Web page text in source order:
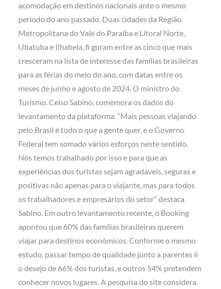
acomodação em destinos nacionais ante o mesmo
período do ano passado. Duas cidades da Região
Metropolitana do Vale do Paraíba e Litoral Norte,
Ubatuba e Ilhabela, fi guram entre as cinco que mais
cresceram na lista de interesse das famílias brasileiras
para as férias do meio do ano, com datas entre os
meses de junho e agosto de 2024. O ministro do
Turismo, Celso Sabino, comemora os dados do
levantamento da plataforma. “Mais pessoas viajando
pelo Brasil é tudo o que a gente quer, e o Governo
Federal tem somado vários esforços neste sentido.
Nós temos trabalhado por isso e para que as
experiências dos turistas sejam agradáveis, seguras e
positivas não apenas para o viajante, mas para todos
os trabalhadores e empresários do setor” destaca
Sabino. Em outro levantamento recente, o Booking
apontou que 60% das famílias brasileiras querem
viajar para destinos econômicos. Conforme o mesmo
estudo, passar tempo de qualidade junto a parentes é
o desejo de 66% dos turistas, e outros 54% pretendem
conhecer novos lugares. A pesquisa do site considera